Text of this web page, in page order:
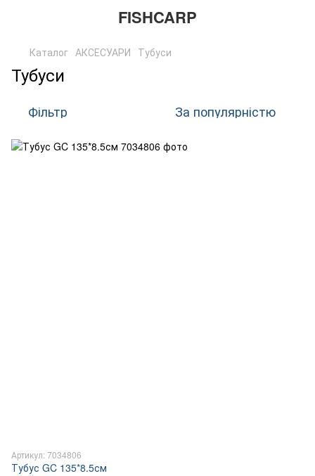
FISHCARP
Каталог АКСЕСУАРИ Тубуси
Тубуси
Фільтр За популярністю
Артикул: 7034806
Тубус GC 135*8.5см